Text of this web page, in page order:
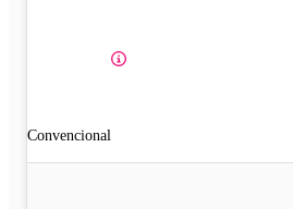
Convencional